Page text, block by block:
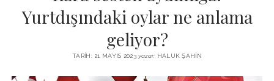
İYI YAŞAM VE MUTLULUK ÜZERINE
BABIALI’DE CINAYET
GÜZEL MAVRELLA
BIZ KIMIZ?
DERS NOTLARI – LECTURE NOTES
MED 532 SPRING ‘25
Yurtdışındaki oylar ne anlama
geliyor?
TARIH: 21 MAYIS 2023yazar: HALUK ŞAHIN